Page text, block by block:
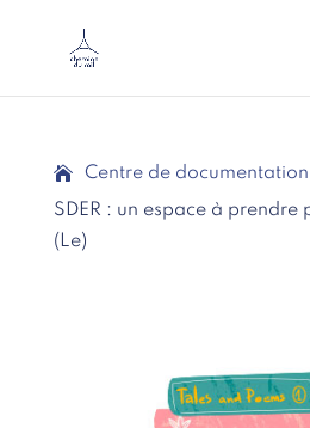
Centre de documentation
SDER : un espace à prendre
(Le)